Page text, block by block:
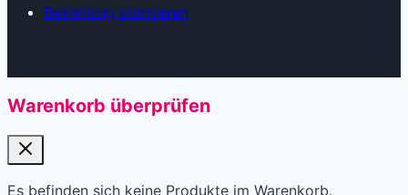
Bestellung stornieren
Warenkorb überprüfen
Es befinden sich keine Produkte im Warenkorb.